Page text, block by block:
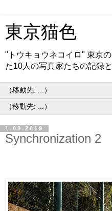
東京猫色
"トウキョウネコイロ" 東京
た10人の写真家たちの記録と
1.09.2019
Synchronization 2